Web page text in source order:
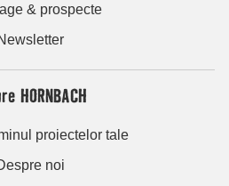
& prospecte
HORNBACH
proiectelor tale
noi